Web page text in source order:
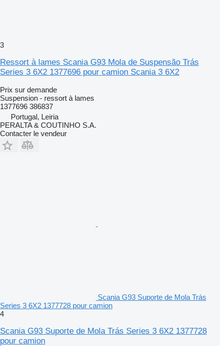
3
Ressort à lames Scania G93 Mola de Suspensão Trás
Series 3 6X2 1377696 pour camion Scania 3 6X2
Prix sur demande
Suspension - ressort à lames
1377696 386837
Portugal, Leiria
PERALTA & COUTINHO S.A.
Contacter le vendeur
Scania G93 Suporte de Mola Trás
Series 3 6X2 1377728 pour camion
4
Scania G93 Suporte de Mola Trás Series 3 6X2 1377728
pour camion